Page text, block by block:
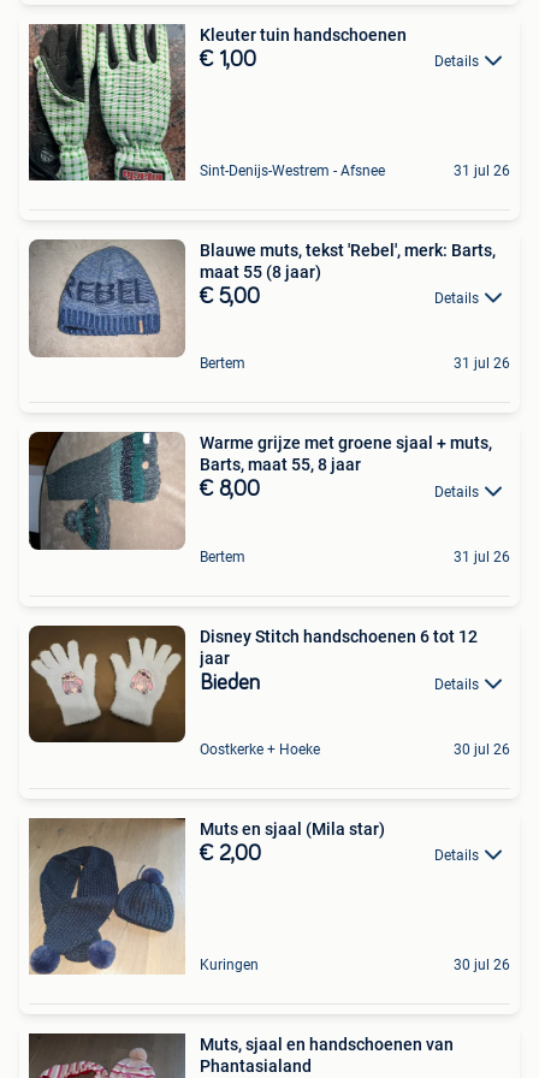
Kleuter tuin handschoenen
€ 1,00 Details
Sint-Denijs-Westrem - Afsnee 31 jul 26
Blauwe muts, tekst 'Rebel', merk: Barts,
maat 55 (8 jaar)
€ 5,00 Details
Bertem 31 jul 26
Warme grijze met groene sjaal + muts,
Barts, maat 55, 8 jaar
€ 8,00 Details
Bertem 31 jul 26
Disney Stitch handschoenen 6 tot 12
jaar
Bieden Details
Oostkerke + Hoeke 30 jul 26
Muts en sjaal (Mila star)
€ 2,00 Details
Kuringen 30 jul 26
Muts, sjaal en handschoenen van
Phantasialand